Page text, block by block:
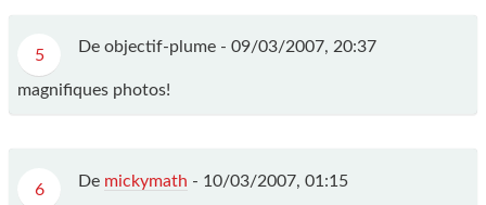
5 De objectif-plume - 09/03/2007, 20:37
magnifiques photos!
6 De mickymath - 10/03/2007, 01:15